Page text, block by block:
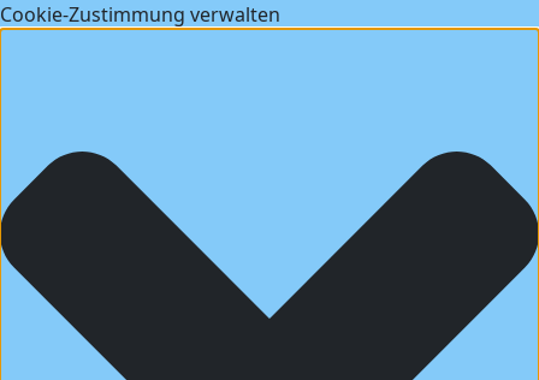
Cookie-Zustimmung verwalten